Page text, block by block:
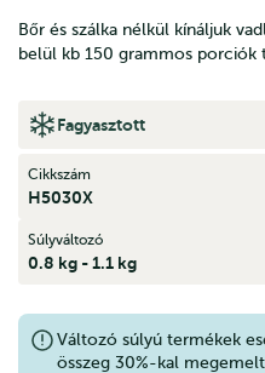
Bőr és szálka nélkül kínáljuk
belül kb 150 grammos porciók
Fagyasztott
Cikkszám
H5030X
Súlyváltozó
0.8 kg - 1.1 kg
Változó súlyú termékek
összeg 30%-kal